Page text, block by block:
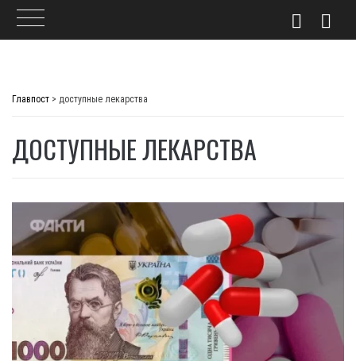
Главпост > доступные лекарства
ДОСТУПНЫЕ ЛЕКАРСТВА